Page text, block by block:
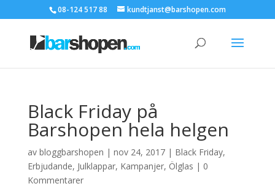
08-124 517 88 kundtjanst@barshopen.com
Black Friday på
Barshopen hela helgen
av bloggbarshopen | nov 24, 2017| Black Friday,
Erbjudande, Julklappar, Kampanjer, Ölglas | 0
Kommentarer